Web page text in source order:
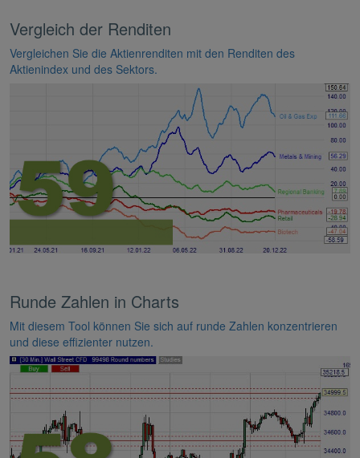
Vergleich der Renditen
Vergleichen Sie die Aktienrenditen mit den Renditen des
Aktienindex und des Sektors.
Runde Zahlen in Charts
Mit diesem Tool können Sie sich auf runde Zahlen konzentrieren
und diese effizienter nutzen.